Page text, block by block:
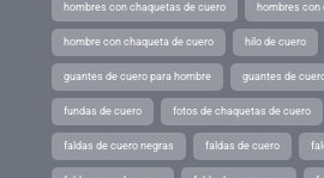
hombres con chaquetas de cuero hombres con
hombre con chaqueta de cuero hilo de cuero
guantes de cuero para hombre guantes de
fundas de cuero fotos de chaquetas de cuero
faldas de cuero negras faldas de cuero